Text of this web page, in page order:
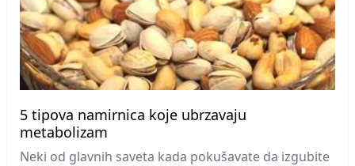
5 tipova namirnica koje ubrzavaju
metabolizam
Neki od glavnih saveta kada pokušavate da izgubite